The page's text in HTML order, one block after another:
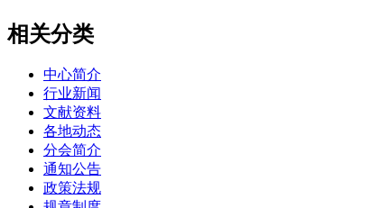
相关分类
中心简介
行业新闻
文献资料
各地动态
分会简介
通知公告
政策法规